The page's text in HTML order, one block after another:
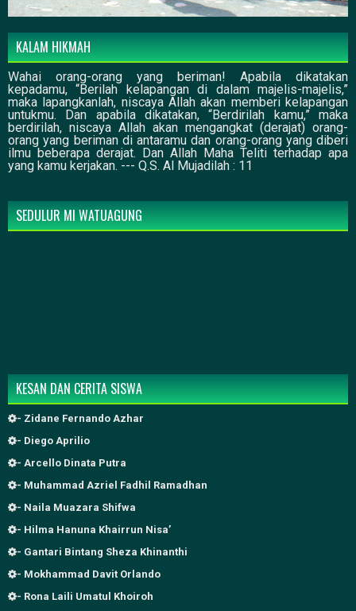
KALAM HIKMAH
Wahai orang-orang yang beriman! Apabila dikatakan
kepadamu, “Berilah kelapangan di dalam majelis-majelis,”
maka lapangkanlah, niscaya Allah akan memberi kelapangan
untukmu. Dan apabila dikatakan, “Berdirilah kamu,” maka
berdirilah, niscaya Allah akan mengangkat (derajat) orang-
orang yang beriman di antaramu dan orang-orang yang diberi
ilmu beberapa derajat. Dan Allah Maha Teliti terhadap apa
yang kamu kerjakan. --- Q.S. Al Mujadilah : 11
SEDULUR MI WATUAGUNG
KESAN DAN CERITA SISWA
- Zidane Fernando Azhar
- Diego Aprilio
- Arcello Dinata Putra
- Muhammad Azriel Fadhil Ramadhan
- Naila Muazara Shifwa
- Hilma Hanuna Khairrun Nisa’
- Gantari Bintang Sheza Khinanthi
- Mokhammad Davit Orlando
- Rona Laili Umatul Khoiroh